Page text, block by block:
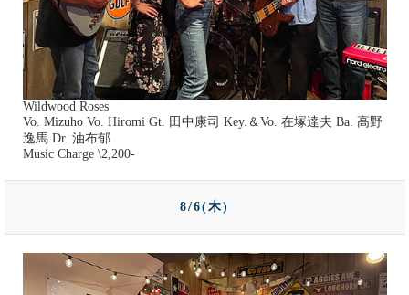
Wildwood Roses
Vo. Mizuho Vo. Hiromi Gt. 田中康司 Key.＆Vo. 在塚達夫 Ba. 高野
逸馬 Dr. 油布郁
Music Charge \2,200-
8/6(木)